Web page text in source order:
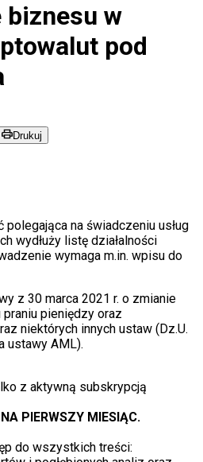
biznesu w
pod
Drukuj
polegająca na świadczeniu usług
wydłuży listę działalności
wymaga m.in. wpisu do
z 30 marca 2021 r. o zmianie
pieniędzy oraz
niektórych innych ustaw (Dz.U.
ustawy AML).
z aktywną subskrypcją
PIERWSZY MIESIĄC.
do wszystkich treści: